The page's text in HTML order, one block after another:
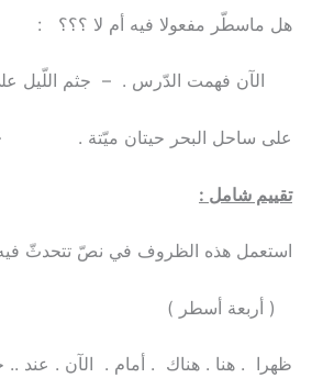
هل ماسطّر مفعولا فيه أم لا ؟؟؟ :
الآن فهمت الدّرس . – جثم اللّيل
على ساحل البحر حيتان ميّتة .
تقييم شامل :
استعمل هذه الظروف في نصّ تتحدثّ
( أربعة أسطر )
ظهرا . هنا . هناك . أمام . الآن .